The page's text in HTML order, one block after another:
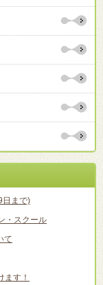
日まで)
・スクール
て
ます！